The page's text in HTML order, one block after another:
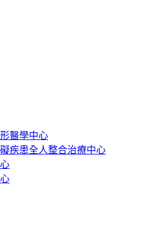
醫學中心
疾患全人整合治療中心